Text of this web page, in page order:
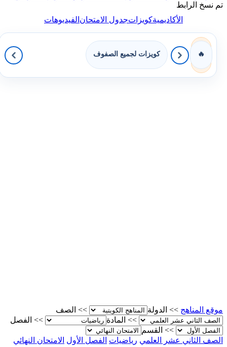
تم نسخ الرابط
الأكاديميةكويزاتجدول الامتحانالفيديوهات
🔥 كويزات لجميع الصفوف
موقع المناهج >> الدولة >>
الصف
>>
المادة >>
الفصل
>>
القسم
الصف الثاني عشر العلمي رياضيات الفصل الأول الامتحان النهائي